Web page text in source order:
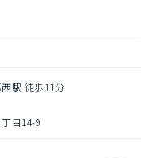
駅 徒歩11分
目14-9